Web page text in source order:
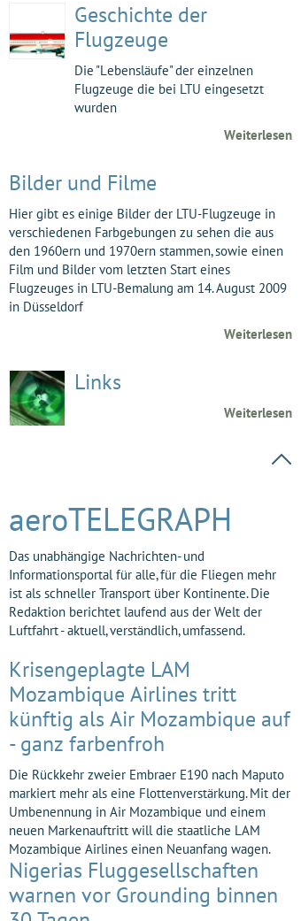
Geschichte der
Flugzeuge
Die "Lebensläufe" der einzelnen
Flugzeuge die bei LTU eingesetzt
wurden
Weiterlesen
Bilder und Filme
Hier gibt es einige Bilder der LTU-Flugzeuge in
verschiedenen Farbgebungen zu sehen die aus
den 1960ern und 1970ern stammen, sowie einen
Film und Bilder vom letzten Start eines
Flugzeuges in LTU-Bemalung am 14. August 2009
in Düsseldorf
Weiterlesen
Links
Weiterlesen
aeroTELEGRAPH
Das unabhängige Nachrichten- und
Informationsportal für alle, für die Fliegen mehr
ist als schneller Transport über Kontinente. Die
Redaktion berichtet laufend aus der Welt der
Luftfahrt - aktuell, verständlich, umfassend.
Krisengeplagte LAM
Mozambique Airlines tritt
künftig als Air Mozambique auf
- ganz farbenfroh
Die Rückkehr zweier Embraer E190 nach Maputo
markiert mehr als eine Flottenverstärkung. Mit der
Umbenennung in Air Mozambique und einem
neuen Markenauftritt will die staatliche LAM
Mozambique Airlines einen Neuanfang wagen.
Nigerias Fluggesellschaften
warnen vor Grounding binnen